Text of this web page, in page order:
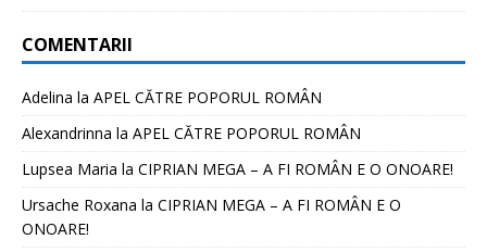
COMENTARII
Adelina la APEL CĂTRE POPORUL ROMÂN
Alexandrinna la APEL CĂTRE POPORUL ROMÂN
Lupsea Maria la CIPRIAN MEGA – A FI ROMÂN E O ONOARE!
Ursache Roxana la CIPRIAN MEGA – A FI ROMÂN E O
ONOARE!